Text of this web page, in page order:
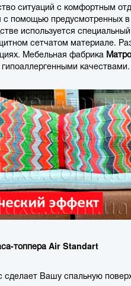
ситуаций с комфортным
с помощью
используется
сетчатом материале.
Мебельная фабрика
качествами.
топпера Air Standart
Вашу спальную